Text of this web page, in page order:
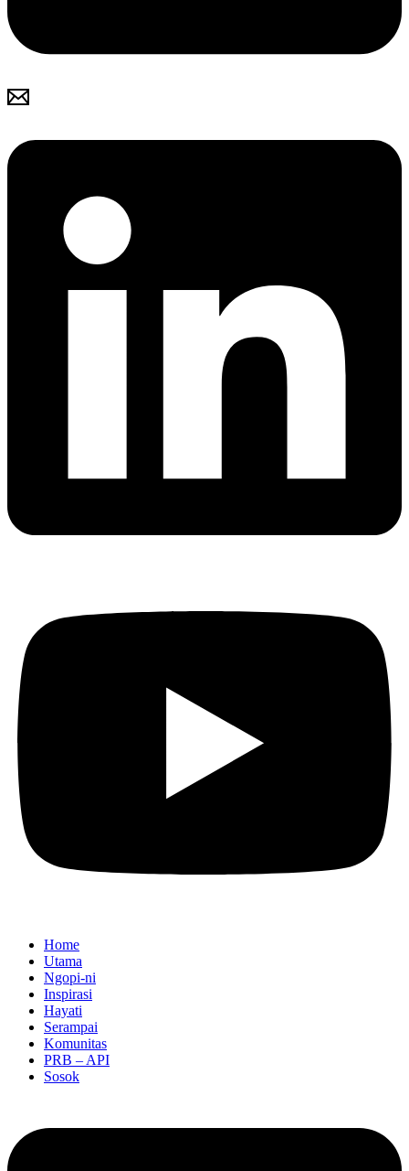
Home
Utama
Ngopi-ni
Inspirasi
Hayati
Serampai
Komunitas
PRB – API
Sosok